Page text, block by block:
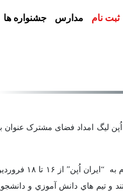
ثبت نام مدارس جشنواره ها
لیگ امداد فضای مشترک عنوان
و تيم هاي دانش آموزي و